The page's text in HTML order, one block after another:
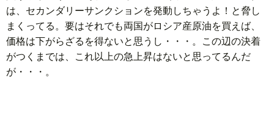
は、セカンダリーサンクションを発動しちゃうよ！と脅し
まくってる。要はそれでも両国がロシア産原油を買えば、
価格は下がらざるを得ないと思うし・・・。この辺の決着
がつくまでは、これ以上の急上昇はないと思ってるんだ
が・・・。